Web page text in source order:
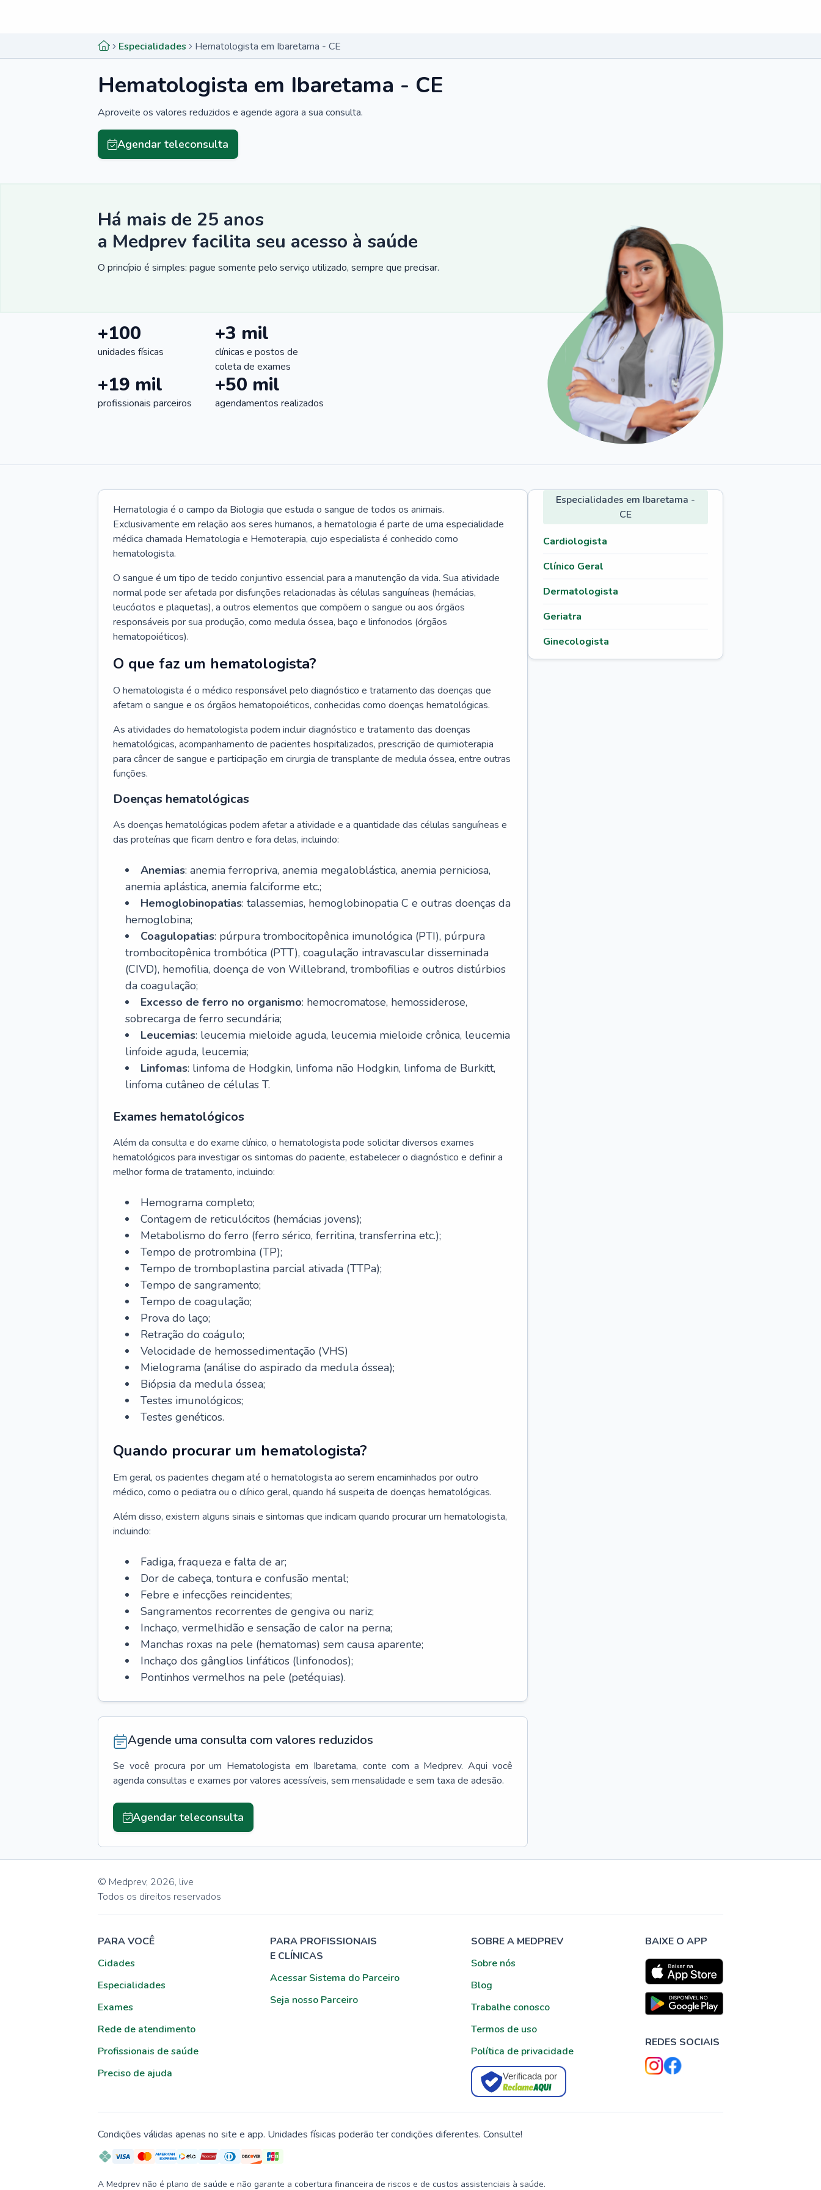
Especialidades Hematologista em Ibaretama - CE
Hematologista em Ibaretama - CE
Aproveite os valores reduzidos e agende agora a sua consulta.
Agendar teleconsulta
Há mais de 25 anos
a Medprev facilita seu acesso à saúde
O princípio é simples: pague somente pelo serviço utilizado, sempre que precisar.
+100
unidades físicas
+3 mil
clínicas e postos de
coleta de exames
+19 mil
profissionais parceiros
+50 mil
agendamentos realizados
Hematologia é o campo da Biologia que estuda o sangue de todos os animais.
Exclusivamente em relação aos seres humanos, a hematologia é parte de uma especialidade
médica chamada Hematologia e Hemoterapia, cujo especialista é conhecido como
hematologista.
O sangue é um tipo de tecido conjuntivo essencial para a manutenção da vida. Sua atividade
normal pode ser afetada por disfunções relacionadas às células sanguíneas (hemácias,
leucócitos e plaquetas), a outros elementos que compõem o sangue ou aos órgãos
responsáveis por sua produção, como medula óssea, baço e linfonodos (órgãos
hematopoiéticos).
O que faz um hematologista?
O hematologista é o médico responsável pelo diagnóstico e tratamento das doenças que
afetam o sangue e os órgãos hematopoiéticos, conhecidas como doenças hematológicas.
As atividades do hematologista podem incluir diagnóstico e tratamento das doenças
hematológicas, acompanhamento de pacientes hospitalizados, prescrição de quimioterapia
para câncer de sangue e participação em cirurgia de transplante de medula óssea, entre outras
funções.
Doenças hematológicas
As doenças hematológicas podem afetar a atividade e a quantidade das células sanguíneas e
das proteínas que ficam dentro e fora delas, incluindo:
Anemias: anemia ferropriva, anemia megaloblástica, anemia perniciosa,
anemia aplástica, anemia falciforme etc.;
Hemoglobinopatias: talassemias, hemoglobinopatia C e outras doenças da
hemoglobina;
Coagulopatias: púrpura trombocitopênica imunológica (PTI), púrpura
trombocitopênica trombótica (PTT), coagulação intravascular disseminada
(CIVD), hemofilia, doença de von Willebrand, trombofilias e outros distúrbios
da coagulação;
Excesso de ferro no organismo: hemocromatose, hemossiderose,
sobrecarga de ferro secundária;
Leucemias: leucemia mieloide aguda, leucemia mieloide crônica, leucemia
linfoide aguda, leucemia;
Linfomas: linfoma de Hodgkin, linfoma não Hodgkin, linfoma de Burkitt,
linfoma cutâneo de células T.
Exames hematológicos
Além da consulta e do exame clínico, o hematologista pode solicitar diversos exames
hematológicos para investigar os sintomas do paciente, estabelecer o diagnóstico e definir a
melhor forma de tratamento, incluindo:
Hemograma completo;
Contagem de reticulócitos (hemácias jovens);
Metabolismo do ferro (ferro sérico, ferritina, transferrina etc.);
Tempo de protrombina (TP);
Tempo de tromboplastina parcial ativada (TTPa);
Tempo de sangramento;
Tempo de coagulação;
Prova do laço;
Retração do coágulo;
Velocidade de hemossedimentação (VHS)
Mielograma (análise do aspirado da medula óssea);
Biópsia da medula óssea;
Testes imunológicos;
Testes genéticos.
Quando procurar um hematologista?
Em geral, os pacientes chegam até o hematologista ao serem encaminhados por outro
médico, como o pediatra ou o clínico geral, quando há suspeita de doenças hematológicas.
Além disso, existem alguns sinais e sintomas que indicam quando procurar um hematologista,
incluindo:
Fadiga, fraqueza e falta de ar;
Dor de cabeça, tontura e confusão mental;
Febre e infecções reincidentes;
Sangramentos recorrentes de gengiva ou nariz;
Inchaço, vermelhidão e sensação de calor na perna;
Manchas roxas na pele (hematomas) sem causa aparente;
Inchaço dos gânglios linfáticos (linfonodos);
Pontinhos vermelhos na pele (petéquias).
Agende uma consulta com valores reduzidos
Se você procura por um Hematologista em Ibaretama, conte com a Medprev. Aqui você
agenda consultas e exames por valores acessíveis, sem mensalidade e sem taxa de adesão.
Agendar teleconsulta
Especialidades em Ibaretama -
CE
Cardiologista
Clínico Geral
Dermatologista
Geriatra
Ginecologista
© Medprev, 2026, live
Todos os direitos reservados
PARA VOCÊ
Cidades
Especialidades
Exames
Rede de atendimento
Profissionais de saúde
Preciso de ajuda
PARA PROFISSIONAIS
E CLÍNICAS
Acessar Sistema do Parceiro
Seja nosso Parceiro
SOBRE A MEDPREV
Sobre nós
Blog
Trabalhe conosco
Termos de uso
Política de privacidade
Verificada por
BAIXE O APP
REDES SOCIAIS
Condições válidas apenas no site e app. Unidades físicas poderão ter condições diferentes. Consulte!
A Medprev não é plano de saúde e não garante a cobertura financeira de riscos e de custos assistenciais à saúde.